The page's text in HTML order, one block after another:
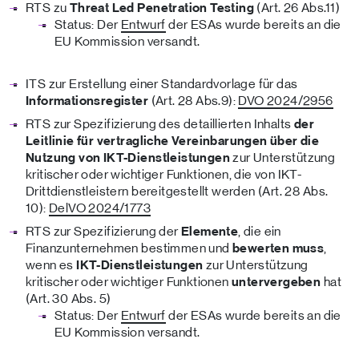
RTS zu Threat Led Penetration Testing (Art. 26 Abs.11)
Status: Der Entwurf der ESAs wurde bereits an die
EU Kommission versandt.
ITS zur Erstellung einer Standardvorlage für das
Informationsregister (Art. 28 Abs.9): DVO 2024/2956
RTS zur Spezifizierung des detaillierten Inhalts der
Leitlinie für vertragliche Vereinbarungen über die
Nutzung von IKT-Dienstleistungenzur Unterstützung
kritischer oder wichtiger Funktionen, die von IKT-
Drittdienstleistern bereitgestellt werden (Art. 28 Abs.
10): DelVO 2024/1773
RTS zur Spezifizierung der Elemente , die ein
Finanzunternehmen bestimmen und bewerten muss
wenn es
IKT-Dienstleistungen zur Unterstützung
kritischer oder wichtiger Funktionenuntervergeben hat
(Art. 30 Abs. 5)
Status: Der Entwurf der ESAs wurde bereits an die
EU Kommission versandt.